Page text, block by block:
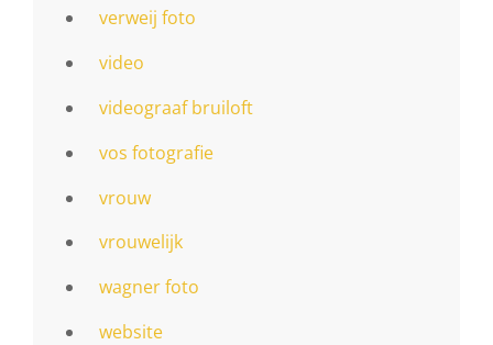
verweij foto
video
videograaf bruiloft
vos fotografie
vrouw
vrouwelijk
wagner foto
website